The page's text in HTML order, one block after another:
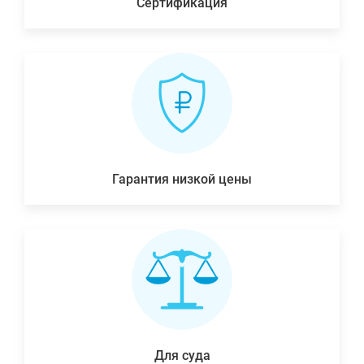
Гарантия низкой цены
Для суда